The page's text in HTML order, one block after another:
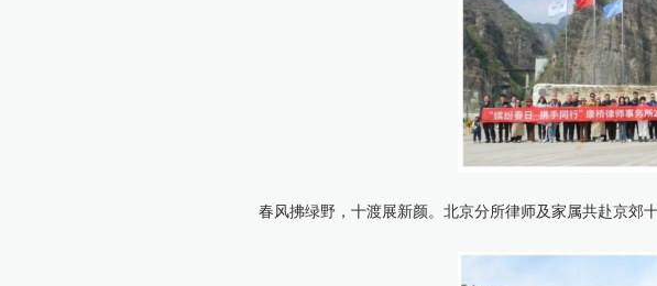
春风拂绿野，十渡展新颜。北京分所律师及家属共赴京郊